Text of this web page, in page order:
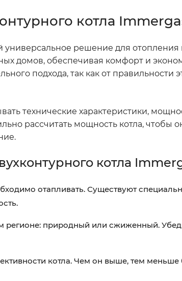
котла
решение для отопления
домов, обеспечивая комфорт и
подхода, так как от правильности
технические характеристики,
рассчитать мощность котла, чтобы
котла
отапливать. Существуют
регионе: природный или сжиженный.
котла. Чем он выше, тем меньше